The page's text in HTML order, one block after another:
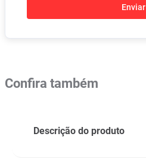
Enviar
Confira também
Descrição do produto